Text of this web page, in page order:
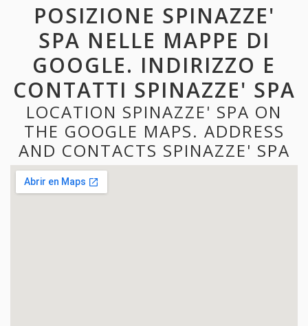
POSIZIONE SPINAZZE'
SPA NELLE MAPPE DI
GOOGLE. INDIRIZZO E
CONTATTI SPINAZZE' SPA
LOCATION SPINAZZE' SPA ON
THE GOOGLE MAPS. ADDRESS
AND CONTACTS SPINAZZE' SPA